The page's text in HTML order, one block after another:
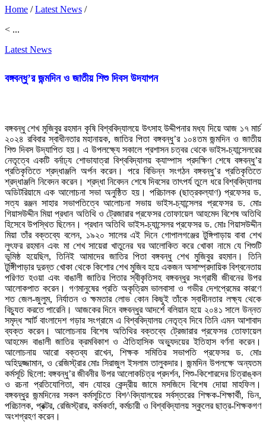
Home /Latest News /
< ...
Latest News
বঙ্গবন্ধু’র জন্মদিন ও জাতীয় শিশু দিবস উদযাপন
বঙ্গবন্ধু শেখ মুজিবুর রহমান কৃষি বিশ্ববিদ্যালয়ে উৎসাহ উদ্দীপনার মধ্য দিয়ে আজ ১৭ মার্চ
২০২৪ রবিবার স্বাধীনতার মহানায়ক, জাতির পিতা বঙ্গবন্ধু’র ১০৪তম জন্মদিন ও জাতীয়
শিশু দিবস উদ্যাপিত হয়। এ উপলক্ষ্যে সকালে প্রশাসন চত্বর থেকে ভাইস-চ্যান্সেলরের
নেতৃত্বে একটি বর্নাঢ্য শোভাযাত্রা বিশ্ববিদ্যালয় ক্যাম্পাস প্রদক্ষিণ শেষে বঙ্গবন্ধু’র
প্রতিকৃতিতে শ্রদ্ধাঞ্জলি অর্পন করেন। পরে বিভিন্ন সংগঠন বঙ্গবন্ধু’র প্রতিকৃতিতে
শ্রদ্ধাঞ্জলি নিবেদন করেন। শ্রদ্ধা নিবেদন শেষে দিবসের তাৎপর্য তুলে ধরে বিশ্ববিদ্যালয়
অডিটরিয়ামে এক আলোচনা সভা অনুষ্ঠিত হয়। পরিচালক (ছাত্রকল্যাণ) প্রফেসর ড.
সত্য রঞ্জন সাহার সভাপতিত্বে আলোচনা সভায় ভাইস-চ্যান্সেলর প্রফেসর ড. মোঃ
গিয়াসউদ্দীন মিয়া প্রধান অতিথি ও ট্রেজারার প্রফেসর তোফায়েল আহমেদ বিশেষ অতিথি
হিসেবে উপস্থিত ছিলেন। প্রধান অতিথি ভাইস-চ্যান্সেলর প্রফেসর ড. মোঃ গিয়াসউদ্দীন
মিয়া তাঁর বক্তব্যে বলেন, ১৯২০ সালের এই দিনে গোপালগঞ্জের টুঙ্গিপাড়ায় বাবা শেখ
লুৎফর রহমান এবং মা শেখ সায়েরা খাতুনের ঘর আলোকিত করে খোকা নামে যে শিশুটি
ভূমিষ্ঠ হয়েছিল, তিনিই আমাদের জাতির পিতা বঙ্গবন্ধু শেখ মুজিবুর রহমান। তিনি
টুঙ্গিীপাড়ার দুরন্ত খোকা থেকে কিশোর শেখ মুজিব হয়ে একজন অসাম্প্রদায়িক বিশ্বনেতায়
পরিণত হওয়া এবং বাঙালী জাতির পিতার স্বীকৃতিসহ বঙ্গবন্ধুর সংগ্রামী জীবনের উপর
আলোকপাত করেন। গণমানুষের প্রতি অকৃত্রিম ভালবাসা ও গভীর দেশপ্রেমের কারণে
শত জেল-জুলুম, নির্যাতন ও ক্ষমতার লোভ কোন কিছুই তাঁকে স্বাধীনতার লক্ষ্য থেকে
বিচ্যুত করতে পারেনি। আজকের দিনে বঙ্গবন্ধুর আদর্শে বলিয়ান হয়ে ২০৪১ সালে উন্নত
সমৃদ্ধ স্মার্ট বাংলাদেশ গড়ার সংগ্রামে এ বিশ্ববিদ্যালয় নেতৃত্ব দিবে তিনি এমন আশাবাদ
ব্যক্ত করেন। আলোচনায় বিশেষ অতিথির বক্তব্যে ট্রেজারার প্রফেসর তোফায়েল
আহমেদ বাঙালী জাতির ক্রমবিকাশ ও ঐতিহাসিক অভ্যুদয়ের ইতিহাস বর্ণনা করেন।
আলোচনায় আরো বক্তব্য রাখেন, শিক্ষক সমিতির সভাপতি প্রফেসর ড. মোঃ
অহিদুজ্জামান, ও রেজিস্ট্রার মোঃ সিরাজুল ইসলাম তালুকদার। জন্মদিন উপলক্ষে অন্যতম
কর্মসূচি ছিলো: বঙ্গবন্ধু’র জীবনীর উপর আলোকচিত্র প্রদর্শন, শিশু-কিশোরদের চিত্রাঙ্কন
ও রচনা প্রতিযোগিতা, বাদ যোহর কেন্দ্রীয় জামে মসজিদে বিশেষ দোয়া মাহফিল।
বঙ্গবন্ধুর জন্মদিনের সকল কর্মসূচিতে বিশ^বিদ্যালয়ের সর্বস্তরের শিক্ষক-শিক্ষার্থী, ডিন,
পরিচালক, প্রক্টর, রেজিস্ট্রার, কর্মকর্তা, কর্মচারী ও বিশ্ববিদ্যালয় স্কুলের ছাত্র-শিক্ষকগণ
অংশগ্রহণ করেন।